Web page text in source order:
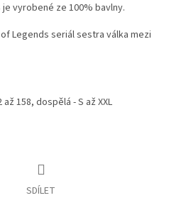
je vyrobené ze 100% bavlny.
Legends seriál sestra válka mezi
158, dospělá - S až XXL
SDÍLET